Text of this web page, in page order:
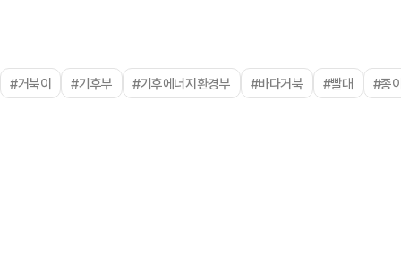
#거북이 #기후부 #기후에너지환경부 #바다거북 #빨대 #종